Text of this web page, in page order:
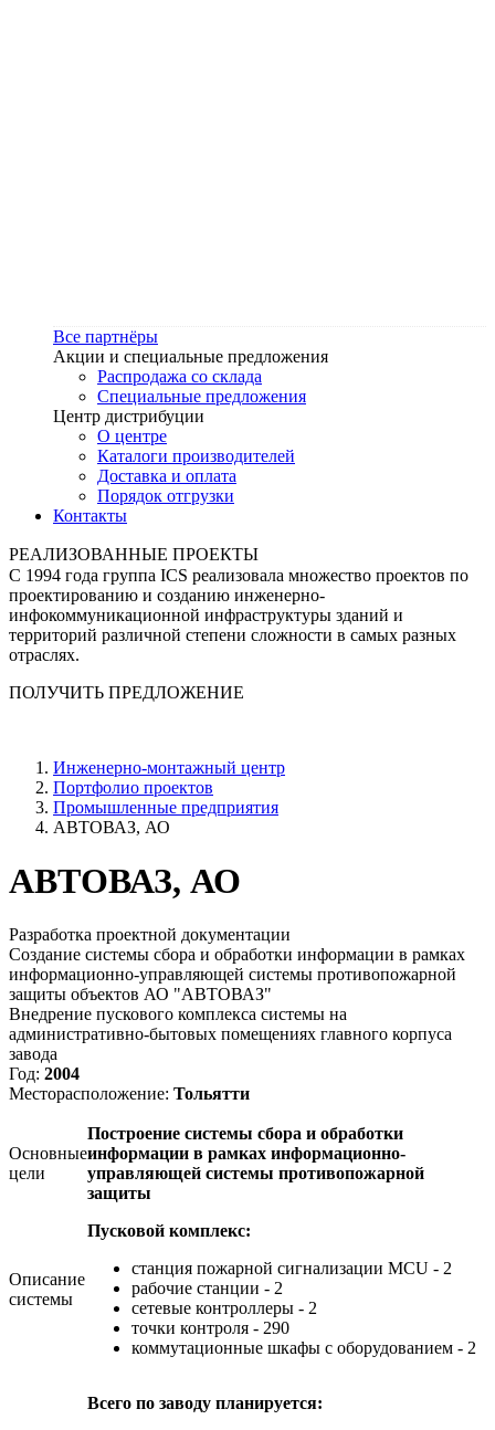
Все партнёры
Акции и специальные предложения
Распродажа со склада
Специальные предложения
Центр дистрибуции
О центре
Каталоги производителей
Доставка и оплата
Порядок отгрузки
Контакты
РЕАЛИЗОВАННЫЕ ПРОЕКТЫ
С 1994 года группа ICS реализовала множество проектов по
проектированию и созданию инженерно-
инфокоммуникационной инфраструктуры зданий и
территорий различной степени сложности в самых разных
отраслях.
ПОЛУЧИТЬ ПРЕДЛОЖЕНИЕ
Инженерно-монтажный центр
Портфолио проектов
Промышленные предприятия
АВТОВАЗ, АО
АВТОВАЗ, АО
Разработка проектной документации
Создание системы сбора и обработки информации в рамках
информационно-управляющей системы противопожарной
защиты объектов АО "АВТОВАЗ"
Внедрение пускового комплекса системы на
административно-бытовых помещениях главного корпуса
завода
Год: 2004
Месторасположение: Тольятти
Основные
цели
Построение системы сбора и обработки
информации в рамках информационно-
управляющей системы противопожарной
защиты
Описание
системы
Пусковой комплекс:
станция пожарной сигнализации MCU - 2
рабочие станции - 2
сетевые контроллеры - 2
точки контроля - 290
коммутационные шкафы с оборудованием - 2
Всего по заводу планируется: